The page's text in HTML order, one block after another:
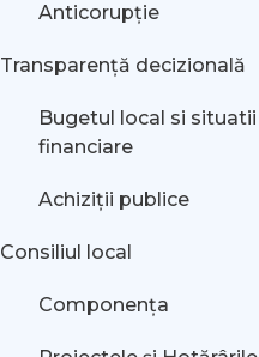
Anticorupție
Transparență decizională
Bugetul local si situatii
financiare
Achiziții publice
Consiliul local
Componența